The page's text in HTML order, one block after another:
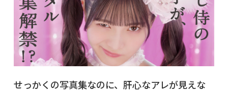
せっかくの写真集なのに、肝心なアレが見えな